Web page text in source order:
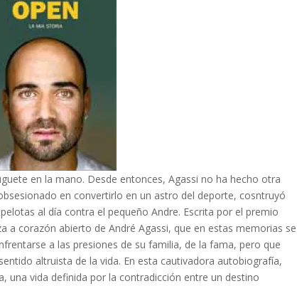
en la mano. Desde entonces, Agassi no ha hecho otra
en convertirlo en un astro del deporte, cosntruyó
al día contra el pequeño Andre. Escrita por el premio
a corazón abierto de André Agassi, que en estas memorias se
a las presiones de su familia, de la fama, pero que
altruista de la vida. En esta cautivadora autobiografía,
una vida definida por la contradicción entre un destino